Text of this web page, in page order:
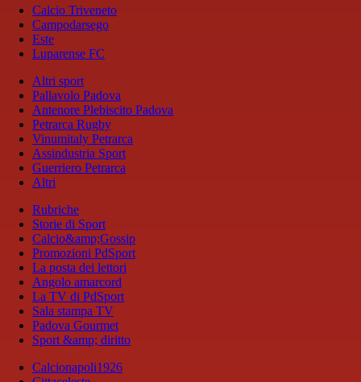
Calcio Triveneto
Campodarsego
Este
Luparense FC
Altri sport
Pallavolo Padova
Antenore Plebiscito Padova
Petrarca Rugby
Vinumitaly Petrarca
Assindustria Sport
Guerriero Petrarca
Altri
Rubriche
Storie di Sport
Calcio&amp;Gossip
Promozioni PdSport
La posta dei lettori
Angolo amarcord
La TV di PdSport
Sala stampa TV
Padova Gourmet
Sport &amp; diritto
Calcionapoli1926